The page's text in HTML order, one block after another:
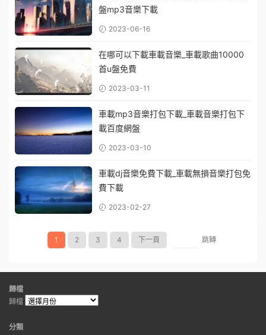
盤mp3音樂下載
2023-06-16
在哪可以下載車載音樂_車載歌曲10000
首u盤免費
2023-03-11
車載mp3音樂打包下載_車載音樂打包下
載百度網盤
2023-03-10
車載dj音樂免費下載_車載無損音樂打包免
費下載
2023-02-27
1 2 3 4 下一頁 跳轉
歸檔
歸檔
分類